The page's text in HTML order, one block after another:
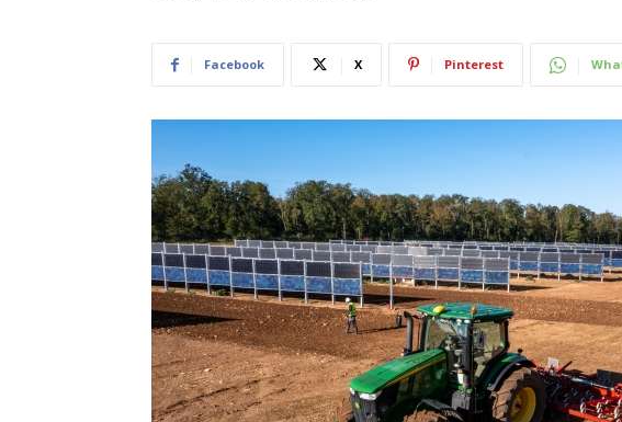
Facebook X Pinterest